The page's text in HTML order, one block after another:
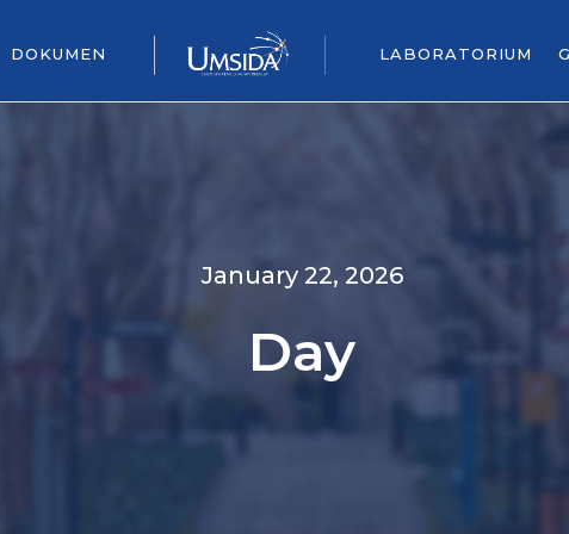
DOKUMEN LABORATORIUM
January 22, 2026
Day